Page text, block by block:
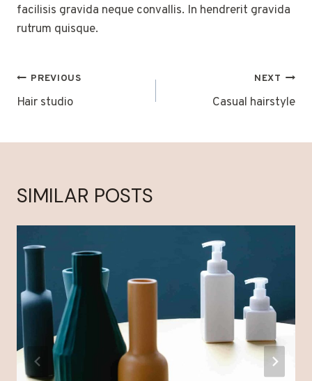
facilisis gravida neque convallis. In hendrerit gravida
rutrum quisque.
POST
NAVIGATION
PREVIOUS
Hair studio
NEXT
Casual hairstyle
SIMILAR POSTS